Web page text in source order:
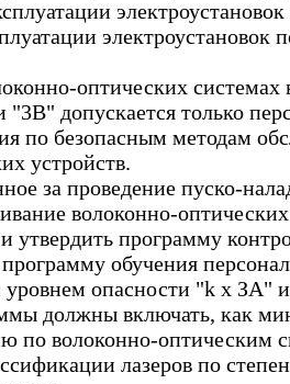
электроустановок
оптических системах
допускается только
по безопасным методам
устройств.
за проведение пуско-
волоконно-
утвердить программу
обучения
уровнем опасности "k х ЗА"
должны включать, как
волоконно-оптическим
лазеров по